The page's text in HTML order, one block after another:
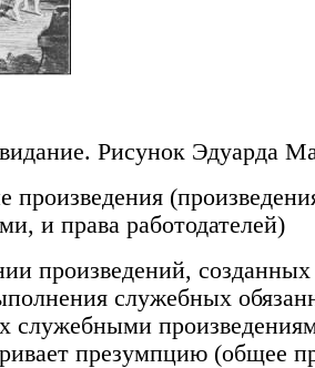
Рисунок Эдуарда
произведения
и права работодателей)
произведений,
служебных
служебными
презумпцию (общее